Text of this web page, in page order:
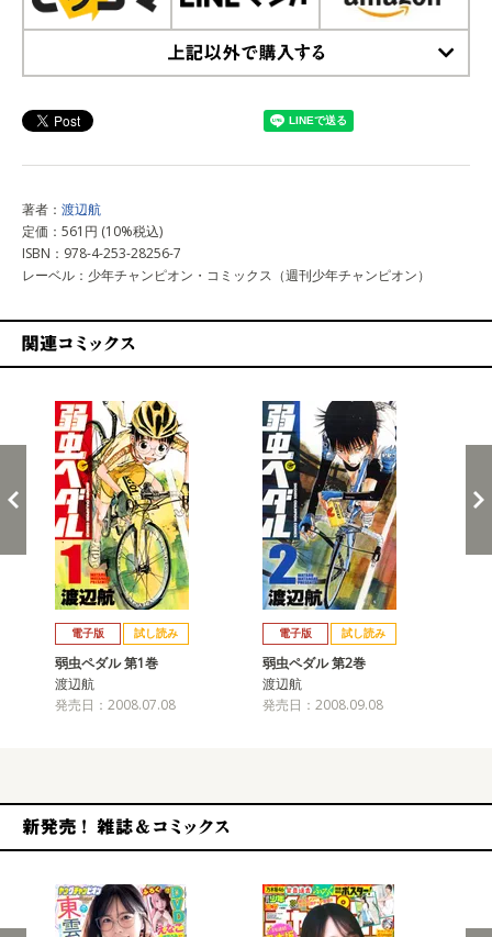
著者： 渡辺航
定価：561円 (10%税込)
ISBN：978-4-253-28256-7
レーベル：少年チャンピオン・コミックス（週刊少年チャンピオン）
電子版 試し読み
弱虫ペダル 第1巻
渡辺航
発売日：2008.07.08
電子版 試し読み
弱虫ペダル 第2巻
渡辺航
発売日：2008.09.08